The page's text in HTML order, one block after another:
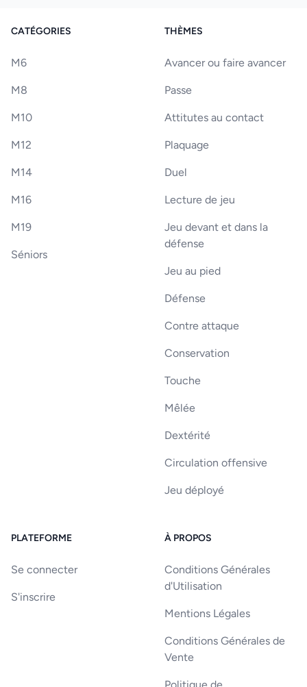
CATÉGORIES
M6
M8
M10
M12
M14
M16
M19
Séniors
THÈMES
Avancer ou faire avancer
Passe
Attitutes au contact
Plaquage
Duel
Lecture de jeu
Jeu devant et dans la
défense
Jeu au pied
Défense
Contre attaque
Conservation
Touche
Mêlée
Dextérité
Circulation offensive
Jeu déployé
PLATEFORME
Se connecter
S'inscrire
À PROPOS
Conditions Générales
d'Utilisation
Mentions Légales
Conditions Générales de
Vente